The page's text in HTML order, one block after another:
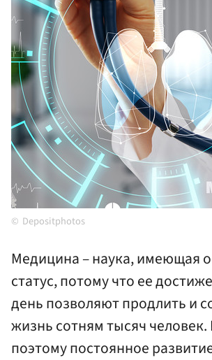
Depositphotos
Медицина – наука, имеющая
статус, потому что ее
день позволяют продлить и
жизнь сотням тысяч
поэтому постоянное